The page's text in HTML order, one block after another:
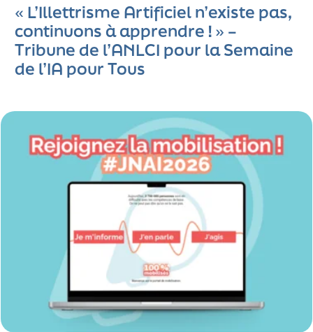
« L’Illettrisme Artificiel n’existe pas,
continuons à apprendre ! » –
Tribune de l’ANLCI pour la Semaine
de l’IA pour Tous